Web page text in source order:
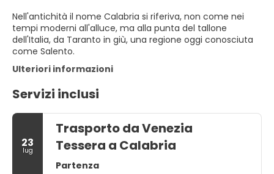
Nell'antichità il nome Calabria si riferiva, non come nei
tempi moderni all'alluce, ma alla punta del tallone
dell'Italia, da Taranto in giù, una regione oggi conosciuta
come Salento.
Ulteriori informazioni
Servizi inclusi
23
lug
Trasporto da Venezia
Tessera a Calabria
Partenza